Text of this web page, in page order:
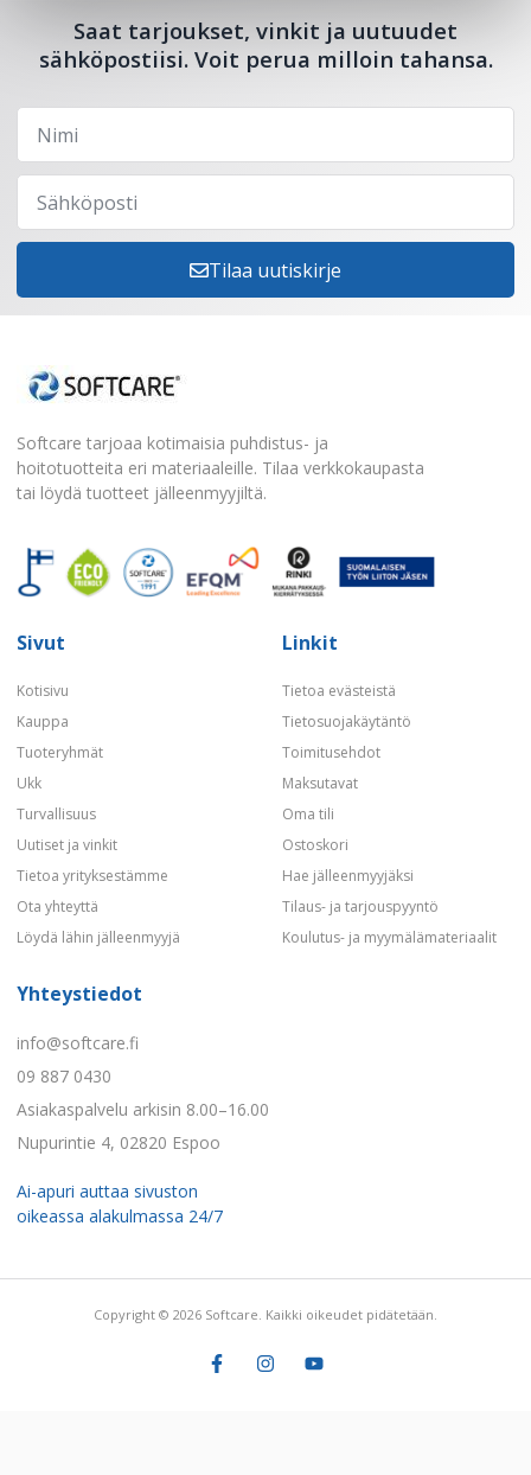
Saat tarjoukset, vinkit ja uutuudet
sähköpostiisi. Voit perua milloin tahansa.
Tilaa uutiskirje
Softcare tarjoaa kotimaisia puhdistus- ja
hoitotuotteita eri materiaaleille. Tilaa verkkokaupasta
tai löydä tuotteet jälleenmyyjiltä.
Sivut
Kotisivu
Kauppa
Tuoteryhmät
Ukk
Turvallisuus
Uutiset ja vinkit
Tietoa yrityksestämme
Ota yhteyttä
Löydä lähin jälleenmyyjä
Linkit
Tietoa evästeistä
Tietosuojakäytäntö
Toimitusehdot
Maksutavat
Oma tili
Ostoskori
Hae jälleenmyyjäksi
Tilaus- ja tarjouspyyntö
Koulutus- ja myymälämateriaalit
Yhteystiedot
info@softcare.fi
09 887 0430
Asiakaspalvelu arkisin 8.00–16.00
Nupurintie 4, 02820 Espoo
Ai-apuri auttaa sivuston
oikeassa alakulmassa 24/7
Copyright © 2026 Softcare. Kaikki oikeudet pidätetään.